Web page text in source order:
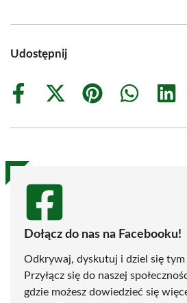
Udostępnij
Share
Share
(Twitter)
Share
Share
Share
Dołącz do nas na Facebooku!
Odkrywaj, dyskutuj i dziel się tym
Przyłącz się do naszej
gdzie możesz dowiedzieć się